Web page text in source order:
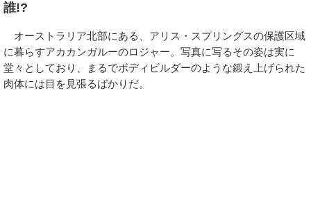
誰!?
オーストラリア北部にある、アリス・スプリングスの保護区域
に暮らすアカカンガルーのロジャー。写真に写るその姿は実に
堂々としており、まるでボディビルダーのような鍛え上げられた
肉体には目を見張るばかりだ。